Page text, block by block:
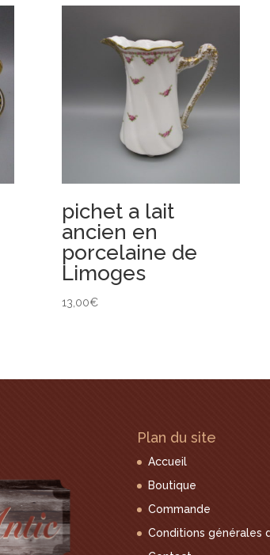
pichet a lait
ancien en
porcelaine de
Limoges
13,00€
Plan du site
Accueil
Boutique
Commande
Conditions générales